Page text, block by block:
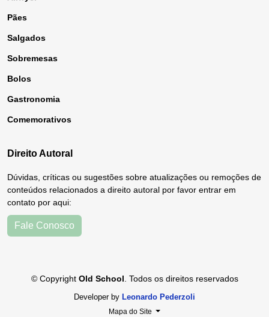
Pães
Salgados
Sobremesas
Bolos
Gastronomia
Comemorativos
Direito Autoral
Dúvidas, críticas ou sugestões sobre atualizações ou remoções de
conteúdos relacionados a direito autoral por favor entrar em
contato por aqui:
Fale Conosco
© Copyright Old School . Todos os direitos reservados
Developer by Leonardo Pederzoli
Mapa do Site